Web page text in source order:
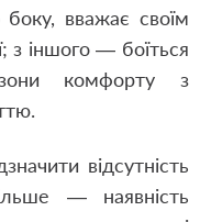
вважає своїм
з іншого — боїться
комфорту з
відсутність
— наявність